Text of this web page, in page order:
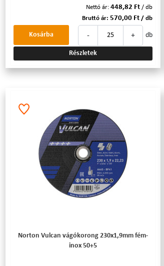
Nettó ár: 448,82 Ft / db
Bruttó ár: 570,00 Ft / db
- + db
Kosárba
Részletek
Norton Vulcan vágókorong 230x1,9mm fém-
inox 50+5